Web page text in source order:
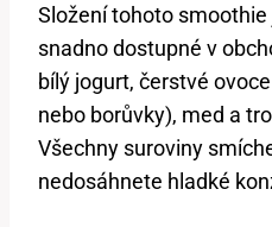
Složení tohoto smoothie
snadno dostupné v
bílý jogurt, čerstvé
nebo borůvky), med a
Všechny suroviny
nedosáhnete hladké